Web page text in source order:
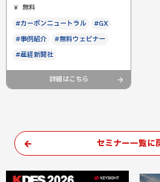
無料
#カーボンニュートラル
#GX
#事例紹介
#無料ウェビナー
#産経新聞社
詳細はこちら
セミナー一覧に